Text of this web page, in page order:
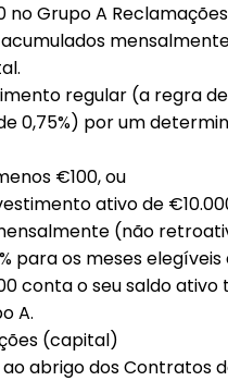
no Grupo A Reclamações
regular (a regra de
0,75%) por um
€100, ou
ativo de
(não
para os meses elegíveis
conta o seusaldo ativo
A.
(capital)
ao abrigo dos Contratos